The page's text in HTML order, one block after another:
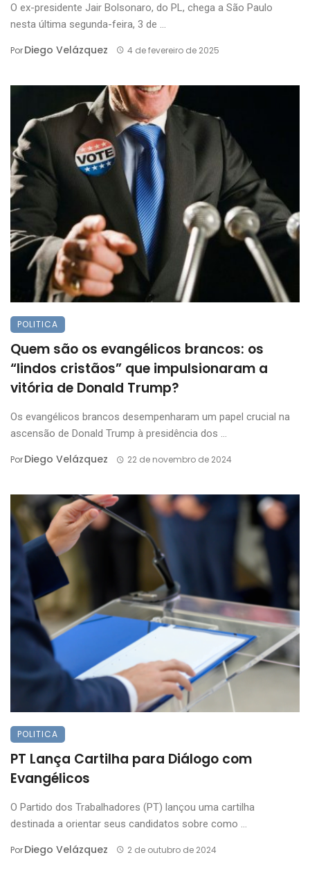
O ex-presidente Jair Bolsonaro, do PL, chega a São Paulo
nesta última segunda-feira, 3 de ...
PorDiego Velázquez 4 de fevereiro de 2025
POLITICA
Quem são os evangélicos brancos: os
“lindos cristãos” que impulsionaram a
vitória de Donald Trump?
Os evangélicos brancos desempenharam um papel crucial na
ascensão de Donald Trump à presidência dos ...
PorDiego Velázquez 22 de novembro de 2024
POLITICA
PT Lança Cartilha para Diálogo com
Evangélicos
O Partido dos Trabalhadores (PT) lançou uma cartilha
destinada a orientar seus candidatos sobre como ...
PorDiego Velázquez 2 de outubro de 2024